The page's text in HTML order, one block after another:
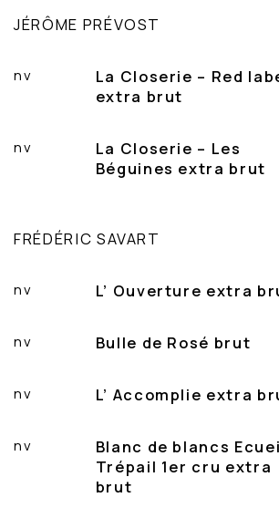
JÉRÔME PRÉVOST
nv
La Closerie – Red
extra brut
nv
La Closerie – Les
Béguines extra brut
FRÉDÉRIC SAVART
nv L’ Ouverture extra
nv Bulle de Rosé brut
nv L’ Accomplie extra
nv
Blanc de blancs
Trépail 1er cru extra
brut